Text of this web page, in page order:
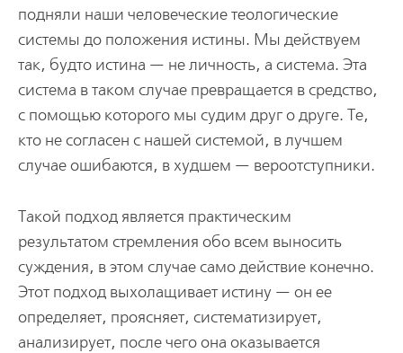
подняли наши человеческие теологические
системы до положения истины. Мы действуем
так, будто истина — не личность, а система. Эта
система в таком случае превращается в средство,
с помощью которого мы судим друг о друге. Те,
кто не согласен с нашей системой, в лучшем
случае ошибаются, в худшем — вероотступники.
Такой подход является практическим
результатом стремления обо всем выносить
суждения, в этом случае само действие конечно.
Этот подход выхолащивает истину — он ее
определяет, проясняет, систематизирует,
анализирует, после чего она оказывается